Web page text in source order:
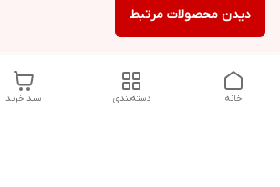
دیدن محصولات مرتبط
سبد خرید دسته‌بندی خانه